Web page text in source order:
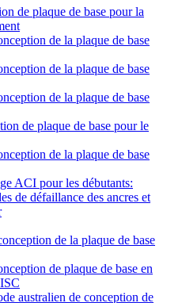
de plaque de base pour la
de la plaque de base
de la plaque de base
de la plaque de base
de plaque de base pour le
de la plaque de base
ACI pour les débutants:
de défaillance des ancres et
de la plaque de base
de plaque de base en
australien de conception de